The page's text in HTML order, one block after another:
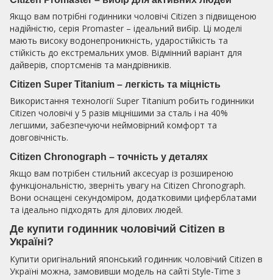
Якщо вам потрібні годинники чоловічі Citizen з підвищеною
надійністю, серія Promaster – ідеальний вибір. Ці моделі
мають високу водонепроникність, ударостійкість та
стійкість до екстремальних умов. Відмінний варіант для
дайверів, спортсменів та мандрівників.
Citizen Super Titanium – легкість та міцність
Використання технології Super Titanium робить годинники
Citizen чоловічі у 5 разів міцнішими за сталь і на 40%
легшими, забезпечуючи неймовірний комфорт та
довговічність.
Citizen Chronograph – точність у деталях
Якщо вам потрібен стильний аксесуар із розширеною
функціональністю, зверніть увагу на Citizen Chronograph.
Вони оснащені секундоміром, додатковими циферблатами
та ідеально підходять для ділових людей.
Де купити годинник чоловічий Citizen в
Україні?
Купити оригінальний японський годинник чоловічий Citizen в
Україні можна, замовивши модель на сайті Style-Time з